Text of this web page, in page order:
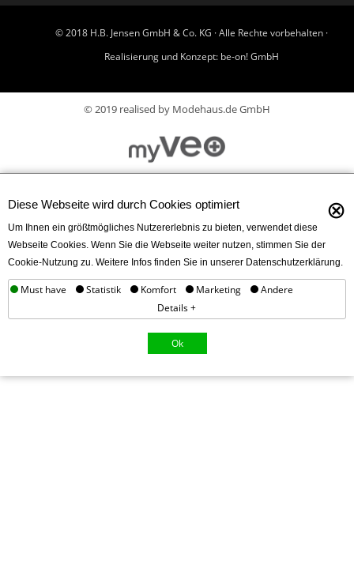
© 2018 H.B. Jensen GmbH & Co. KG · Alle Rechte vorbehalten ·
Realisierung und Konzept: be-on! GmbH
© 2019 realised by Modehaus.de GmbH
Diese Webseite wird durch Cookies optimiert ⊗
Um Ihnen ein größtmögliches Nutzererlebnis zu bieten, verwendet diese
Webseite Cookies. Wenn Sie die Webseite weiter nutzen, stimmen Sie der
Cookie-Nutzung zu. Weitere Infos finden Sie in unserer Datenschutzerklärung.
Must have Statistik Komfort Marketing
Andere
Details +
Ok